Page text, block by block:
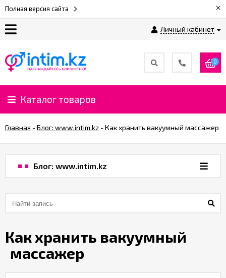
Полная версия сайта ×
Личный кабинет
нас
Доставка
и
%
Партнерам
Служба
0
Каталог товаров
Главная -Блог: www.intim.kz -​Как хранить вакуумный массажер
​Как хранить вакуумный
массажер
Блог: www.intim.kz